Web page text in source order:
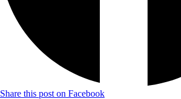
Share this post on Facebook